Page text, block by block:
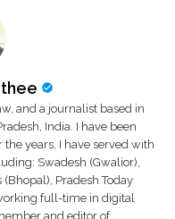
and a journalist based in
India. I have been
years, I have served with
Swadesh (Gwalior),
Pradesh Today
full-time in digital
and editor of